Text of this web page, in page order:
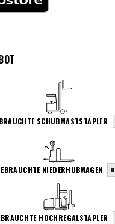
SCHUBMASTSTAPLER
NIEDERHUBWAGEN
HOCHREGALSTAPLER